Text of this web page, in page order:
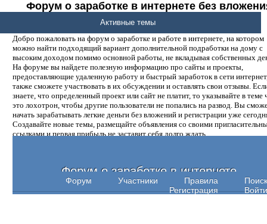
Форум о заработке в интернете без
денег.
Добро пожаловать на форум о заработке и работе в интернете, на котором
можно найти подходящий вариант дополнительной подработки на дому с
высоким доходом помимо основной работы, не вкладывая собственных
На форуме вы найдете полезную информацию про сайты и проекты,
предоставляющие удаленную работу и быстрый заработок в сети
также сможете участвовать в их обсуждении и оставлять свои отзывы.
знаете, что определенный проект или сайт не платит, то указывайте в теме
это лохотрон, чтобы другие пользователи не попались на развод. Вы
начать зарабатывать легкие деньги без вложений и регистрации уже
Создавайте новые темы, размещайте объявления со своими
ссылками и первая прибыль не заставит себя долго ждать.
Форум о заработке в интернете
Форум Участники Правила
Поиск
Регистрация
Войти
Активные темы